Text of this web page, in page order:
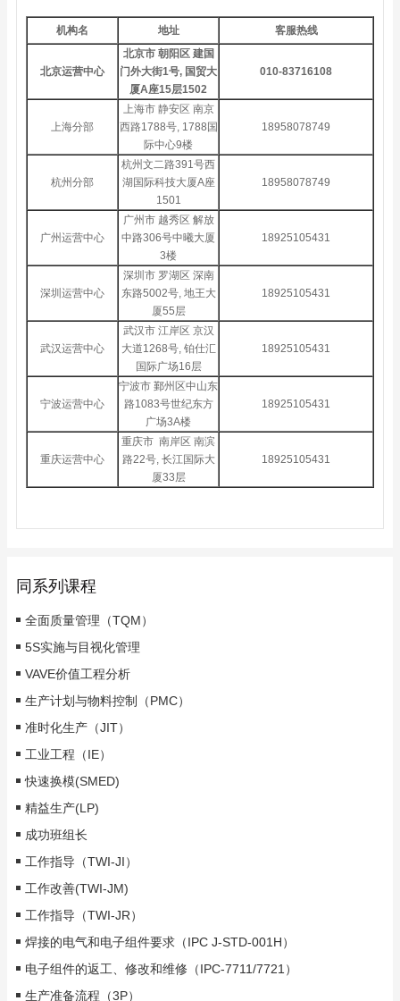
机构名 地址 客服热线
北京运营中心
北京市 朝阳区 建国
门外大街1号, 国贸大
厦A座15层1502
010-83716108
上海分部
上海市 静安区 南京
西路1788号, 1788国
际中心9楼
18958078749
杭州分部
杭州文二路391号西
湖国际科技大厦A座
1501
18958078749
广州运营中心
广州市 越秀区 解放
中路306号中曦大厦
3楼
18925105431
深圳运营中心
深圳市 罗湖区 深南
东路5002号, 地王大
厦55层
18925105431
武汉运营中心
武汉市 江岸区 京汉
大道1268号, 铂仕汇
国际广场16层
18925105431
宁波运营中心
宁波市 鄞州区中山东
路1083号世纪东方
广场3A楼
18925105431
重庆运营中心
重庆市 南岸区 南滨
路22号, 长江国际大
厦33层
18925105431
同系列课程
全面质量管理（TQM）
5S实施与目视化管理
VAVE价值工程分析
生产计划与物料控制（PMC）
准时化生产（JIT）
工业工程（IE）
快速换模(SMED)
精益生产(LP)
成功班组长
工作指导（TWI-JI）
工作改善(TWI-JM)
工作指导（TWI-JR）
焊接的电气和电子组件要求（IPC J-STD-001H）
电子组件的返工、修改和维修（IPC-7711/7721）
生产准备流程（3P）